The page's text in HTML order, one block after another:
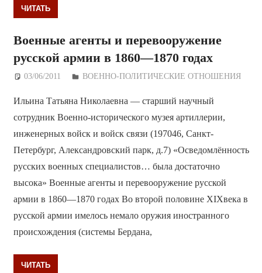
ЧИТАТЬ
Военные агенты и перевооружение
русской армии в 1860—1870 годах
03/06/2011 Дежурный по Редакции
ВОЕННО-ПОЛИТИЧЕСКИE ОТНОШЕНИЯ
Ильина Татьяна Николаевна — старший научный
сотрудник Военно-исторического музея артиллерии,
инженерных войск и войск связи (197046, Санкт-
Петербург, Александровский парк, д.7) «Осведомлённость
русских военных специалистов… была достаточно
высока» Военные агенты и перевооружение русской
армии в 1860—1870 годах Во второй половине XIXвека в
русской армии имелось немало оружия иностранного
происхождения (системы Бердана,
ЧИТАТЬ